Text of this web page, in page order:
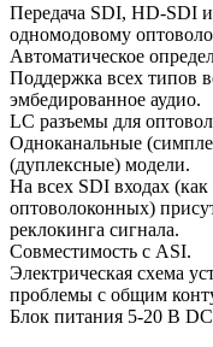
Передача SDI, HD-SDI
одномодовому
Автоматическое
Поддержка всех типов
эмбедированное аудио.
LC разъемы для
Одноканальные
(дуплексные) модели.
На всех SDI входах
оптоволоконных)
реклокинга сигнала.
Совместимость с ASI.
Электрическая схема
проблемы с общим
Блок питания 5-20 В DC